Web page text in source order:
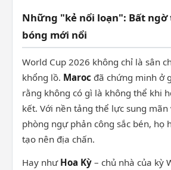
Những "kẻ nổi loạn": Bất ngờ
bóng mới nổi
World Cup 2026 không chỉ là sân
khổng lồ. Maroc đã chứng minh ở
rằng không có gì là không thể khi
kết. Với nền tảng thể lực sung
phòng ngự phản công sắc bén, họ
tạo nên địa chấn.
Hay như Hoa Kỳ – chủ nhà của kỳ